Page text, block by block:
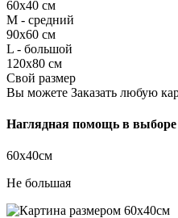
60х40 см
M - средний
90х60 см
L - большой
120х80 см
Свой размер
Вы можете Заказать любую
Наглядная помощь в
60х40см
Не большая